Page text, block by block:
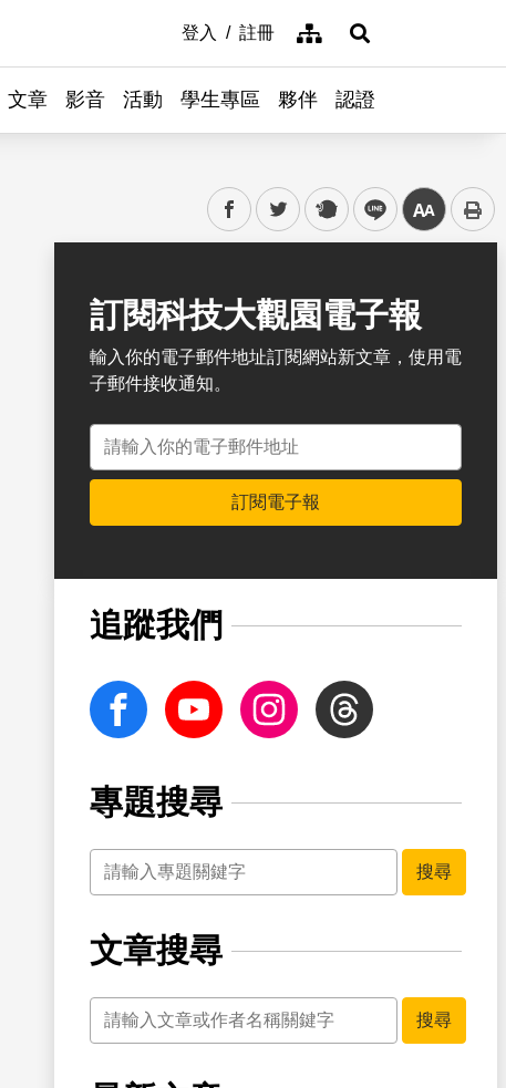
登入 註冊 網站導覽展開搜尋
文章 影音 活動 學生專區 夥伴 認證
facebooktwitter plurk line 中
籤
籤
籤
訂閱科技大觀園電子報
輸入你的電子郵件地址訂閱網站新文章，使用電
子郵件接收通知。
電子郵件地址
訂閱電子報
追蹤我們
facebook Youtube InstagramThreads
專題搜尋
關鍵字
搜尋
文章搜尋
關鍵字
搜尋